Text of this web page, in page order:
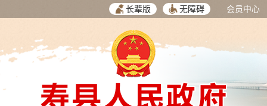
长辈版 无障碍 会员中心